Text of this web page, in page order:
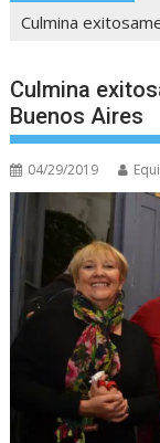
Culmina
Culmina
Buenos Aires
04/29/2019